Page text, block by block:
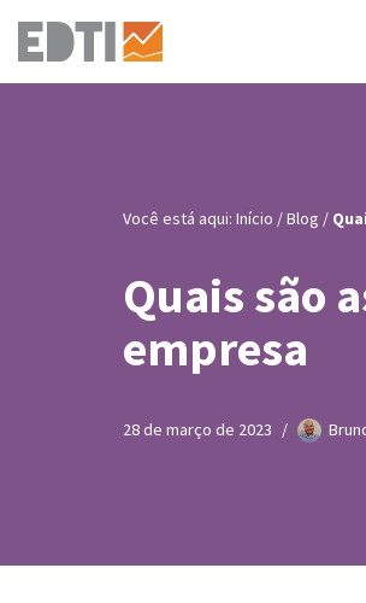
Pular
Você está aqui: Início /Blog /
Quais são
empresa
28 de março de 2023